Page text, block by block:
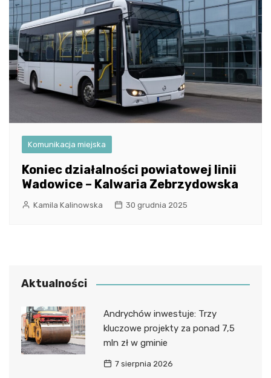
Komunikacja miejska
Koniec działalności powiatowej linii
Wadowice – Kalwaria Zebrzydowska
Kamila Kalinowska 30 grudnia 2025
Aktualności
Andrychów inwestuje: Trzy
kluczowe projekty za ponad 7,5
mln zł w gminie
7 sierpnia 2026